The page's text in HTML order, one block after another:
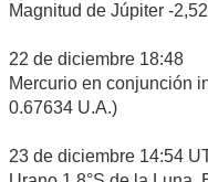
Magnitud de Júpiter -
22 de diciembre 18:48
Mercurio en conjunción
0.67634 U.A.)
23 de diciembre 14:54